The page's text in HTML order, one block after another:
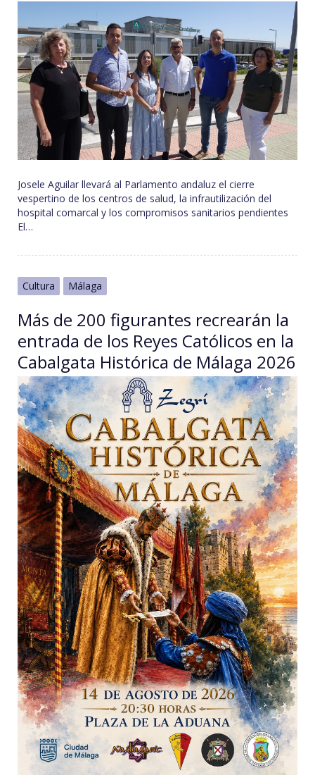
Josele Aguilar llevará al Parlamento andaluz el cierre
vespertino de los centros de salud, la infrautilización del
hospital comarcal y los compromisos sanitarios pendientes
El…
Cultura Málaga
Más de 200 figurantes recrearán la
entrada de los Reyes Católicos en la
Cabalgata Histórica de Málaga 2026